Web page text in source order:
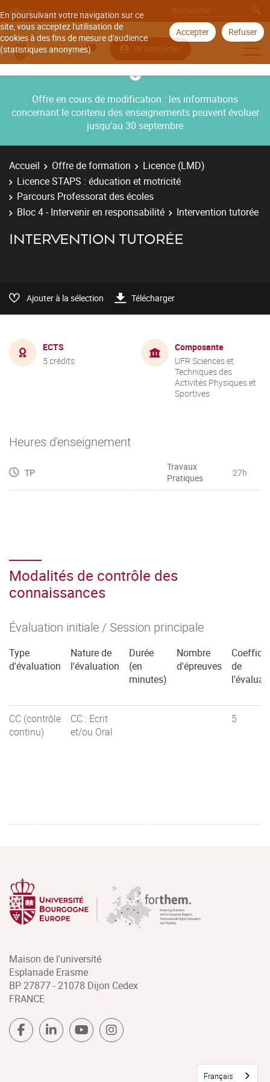
En poursuivant votre navigation sur ce
site, vous acceptez l'utilisation de
cookies à des fins de mesure d'audience
(statistiques anonymes).
Accepter Refuser
Aller à
Se connecter
Offre en cours de modification : les informations
concernant le contenu des enseignements peuvent évoluer
jusqu’au 30 septembre
Accueil Offre de formation
Licence (LMD)
Licence STAPS : éducation et motricité
Parcours Professorat des écoles
Bloc 4 - Intervenir en responsabilité
Intervention tutorée
INTERVENTION TUTORÉE
Ajouter à la sélection Télécharger
ECTS
5 crédits
Composante
UFR Sciences et
Techniques des
Activités Physiques et
Sportives
Heures d'enseignement
TP
Travaux
Pratiques
27h
Modalités de contrôle des
connaissances
Évaluation initiale / Session principale
Type
d'évaluation
Nature de
l'évaluation
Durée
(en
minutes)
Nombre
d'épreuves
de
CC (contrôle
continu)
CC : Ecrit
et/ou Oral
5
Maison de l'université
Esplanade Erasme
BP 27877 - 21078 Dijon Cedex
FRANCE
Français